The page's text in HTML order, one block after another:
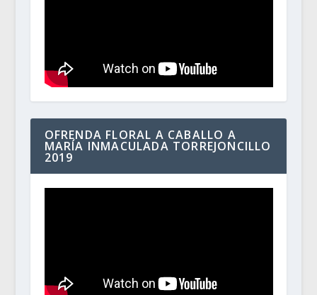
OFRENDA FLORAL A CABALLO A
MARÍA INMACULADA TORREJONCILLO
2019